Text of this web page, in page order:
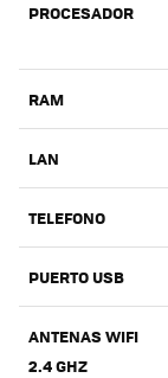
PROCESADOR
RAM
LAN
TELEFONO
PUERTO USB
ANTENAS WIFI
2.4 GHZ